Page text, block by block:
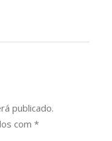
publicado.
com*